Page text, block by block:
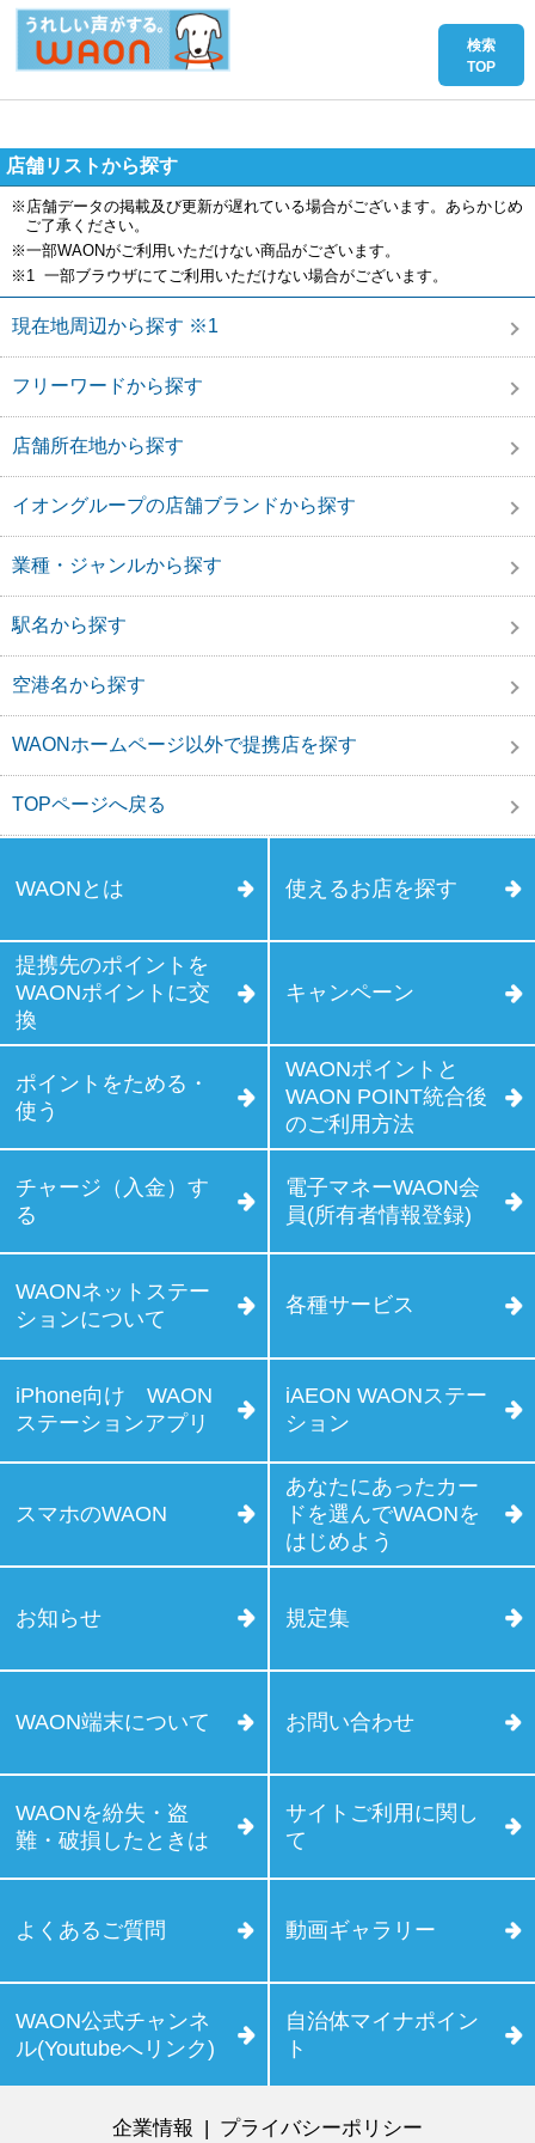
店舗リストから探す
※店舗データの掲載及び更新が遅れている場合がございます。あらかじめ
ご了承ください。
※一部WAONがご利用いただけない商品がございます。
※1 一部ブラウザにてご利用いただけない場合がございます。
現在地周辺から探す ※1
フリーワードから探す
店舗所在地から探す
イオングループの店舗ブランドから探す
業種・ジャンルから探す
駅名から探す
空港名から探す
WAONホームページ以外で提携店を探す
TOPページへ戻る